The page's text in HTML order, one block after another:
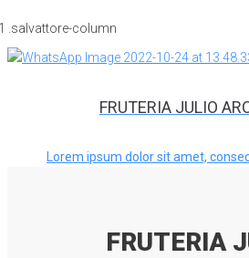
FRUTERIA JULIO
Lorem ipsum dolor sit amet,
FRUTERIA